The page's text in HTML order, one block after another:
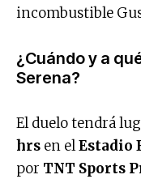
incombustible
¿Cuándo y a
Serena?
El duelo tendrá
hrs en elEstadio
por TNT Sports